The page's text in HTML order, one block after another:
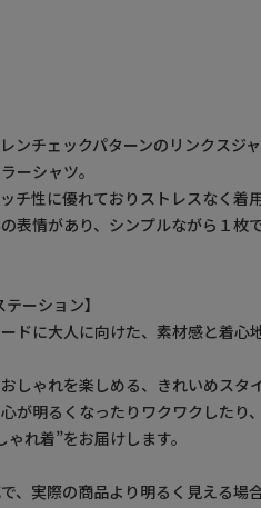
ンチェックパターンのリンクスジ
ーシャツ。
チ性に優れておりストレスなく着
表情があり、シンプルながら１枚
ーション】
ドに大人に向けた、素材感と着心
しゃれを楽しめる、きれいめスタ
が明るくなったりワクワクしたり
れ着”をお届けします。
、実際の商品より明るく見える場合